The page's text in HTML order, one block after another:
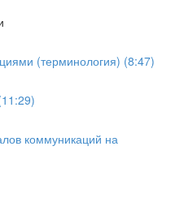
(терминология) (8:47)
коммуникаций на